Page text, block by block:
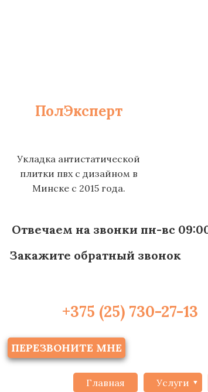
ПолЭксперт
Укладка антистатической
плитки пвх с дизайном в
Минске с 2015 года.
Отвечаем на звонки пн-вс
Закажите обратный звонок
+375 (25) 730-27-13
ПЕРЕЗВОНИТЕ МНЕ
Главная Услуги